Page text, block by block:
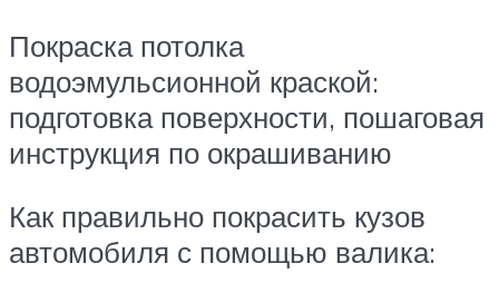
Покраска потолка
водоэмульсионной краской:
подготовка поверхности, пошаговая
инструкция по окрашиванию
Как правильно покрасить кузов
автомобиля с помощью валика: